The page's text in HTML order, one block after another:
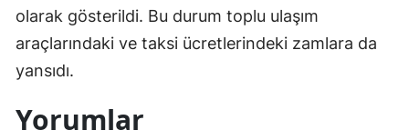
Mardin
olarak gösterildi. Bu durum toplu ulaşım
araçlarındaki ve taksi ücretlerindeki zamlara da
yansıdı.
Yorumlar